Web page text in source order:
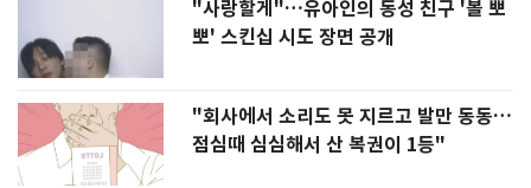
"사랑할게"…유아인의 동성 친구 '볼 뽀
뽀' 스킨십 시도 장면 공개
"회사에서 소리도 못 지르고 발만 동동…
점심때 심심해서 산 복권이 1등"